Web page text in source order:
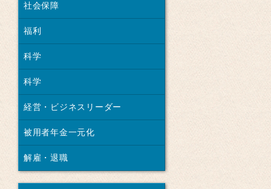
社会保障
福利
科学
科学
経営・ビジネスリーダー
被用者年金一元化
解雇・退職